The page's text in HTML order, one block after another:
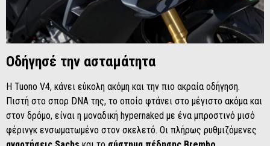
Οδήγησέ την ασταμάτητα
Η Tuono V4, κάνει εύκολη ακόμη και την πιο ακραία οδήγηση.
Πιστή στο σπορ DNA της, το οποίο φτάνει στο μέγιστο ακόμα και
στον δρόμο, είναι η μοναδική hypernaked με ένα μπροστινό μισό
φέρινγκ ενσωματωμένο στον σκελετό. Οι πλήρως ρυθμιζόμενες